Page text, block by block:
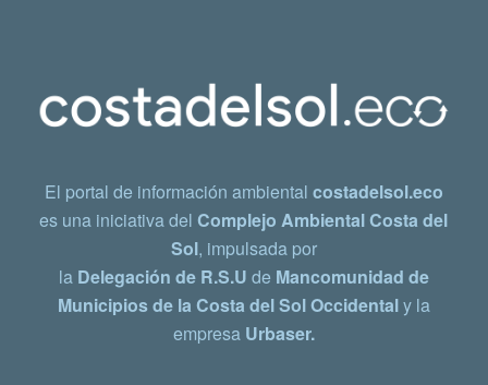
El portal de información ambiental costadelsol.eco
es una iniciativa delComplejo Ambiental Costa del
Sol, impulsada por
la Delegación de R.S.U de Mancomunidad de
Municipios de la Costa del Sol Occidentaly la
empresa Urbaser.